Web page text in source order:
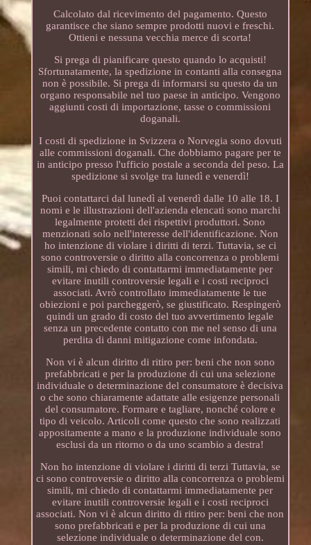
Calcolato dal ricevimento del pagamento. Questo
garantisce che siano sempre prodotti nuovi e freschi.
Ottieni e nessuna vecchia merce di scorta!
Si prega di pianificare questo quando lo acquisti!
Sfortunatamente, la spedizione in contanti alla consegna
non è possibile. Si prega di informarsi su questo da un
organo responsabile nel tuo paese in anticipo. Vengono
aggiunti costi di importazione, tasse o commissioni
doganali.
I costi di spedizione in Svizzera o Norvegia sono dovuti
alle commissioni doganali. Che dobbiamo pagare per te
in anticipo presso l'ufficio postale a seconda del peso. La
spedizione si svolge tra lunedì e venerdì!
Puoi contattarci dal lunedì al venerdì dalle 10 alle 18. I
nomi e le illustrazioni dell'azienda elencati sono marchi
legalmente protetti dei rispettivi produttori. Sono
menzionati solo nell'interesse dell'identificazione. Non
ho intenzione di violare i diritti di terzi. Tuttavia, se ci
sono controversie o diritto alla concorrenza o problemi
simili, mi chiedo di contattarmi immediatamente per
evitare inutili controversie legali e i costi reciproci
associati. Avrò controllato immediatamente le tue
obiezioni e poi parcheggerò, se giustificato. Respingerò
quindi un grado di costo del tuo avvertimento legale
senza un precedente contatto con me nel senso di una
perdita di danni mitigazione come infondata.
Non vi è alcun diritto di ritiro per: beni che non sono
prefabbricati e per la produzione di cui una selezione
individuale o determinazione del consumatore è decisiva
o che sono chiaramente adattate alle esigenze personali
del consumatore. Formare e tagliare, nonché colore e
tipo di veicolo. Articoli come questo che sono realizzati
appositamente a mano e la produzione individuale sono
esclusi da un ritorno o da uno scambio a destra!
Non ho intenzione di violare i diritti di terzi Tuttavia, se
ci sono controversie o diritto alla concorrenza o problemi
simili, mi chiedo di contattarmi immediatamente per
evitare inutili controversie legali e i costi reciproci
associati. Non vi è alcun diritto di ritiro per: beni che non
sono prefabbricati e per la produzione di cui una
selezione individuale o determinazione del con.